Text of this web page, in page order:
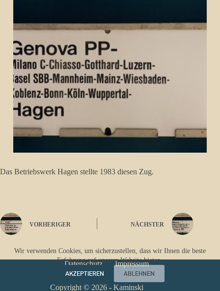
Wir verwenden Cookies, um sicherzustellen, dass wir Ihnen die beste
Erfahrung auf unserer Website bieten.
AKZEPTIEREN
ABLEHNEN
Das Betriebswerk Hagen stellte 1983 diesen Zug.
VORHERIGER NÄCHSTER
Datenschutz Impressum
Copyright © 2026 - Kaminski